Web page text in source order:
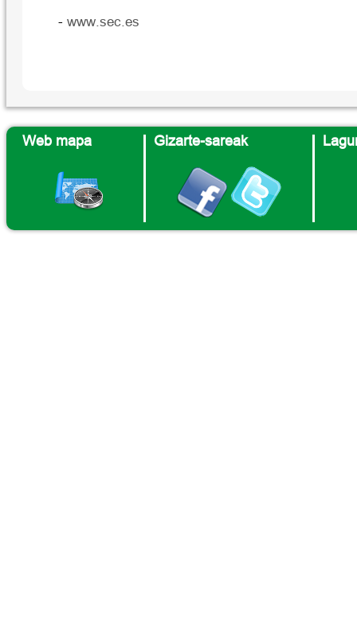
- www.sec.es
Web mapa Gizarte-sareak